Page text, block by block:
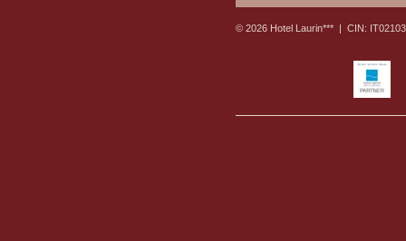
© 2026 Hotel Laurin*** | CIN: